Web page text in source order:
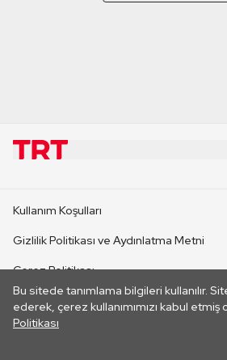
Bu sitede tanımlama bilgileri kullanılır.
ederek, çerez kullanımımızı kabul etmiş
Politikası
CANLI YAYINLAR
Kullanım Koşulları
Gizlilik Politikası ve Aydınlatma Metni
Çerez Politikası
İletişim
Her hakkı saklıdır. ©2026 TRT.